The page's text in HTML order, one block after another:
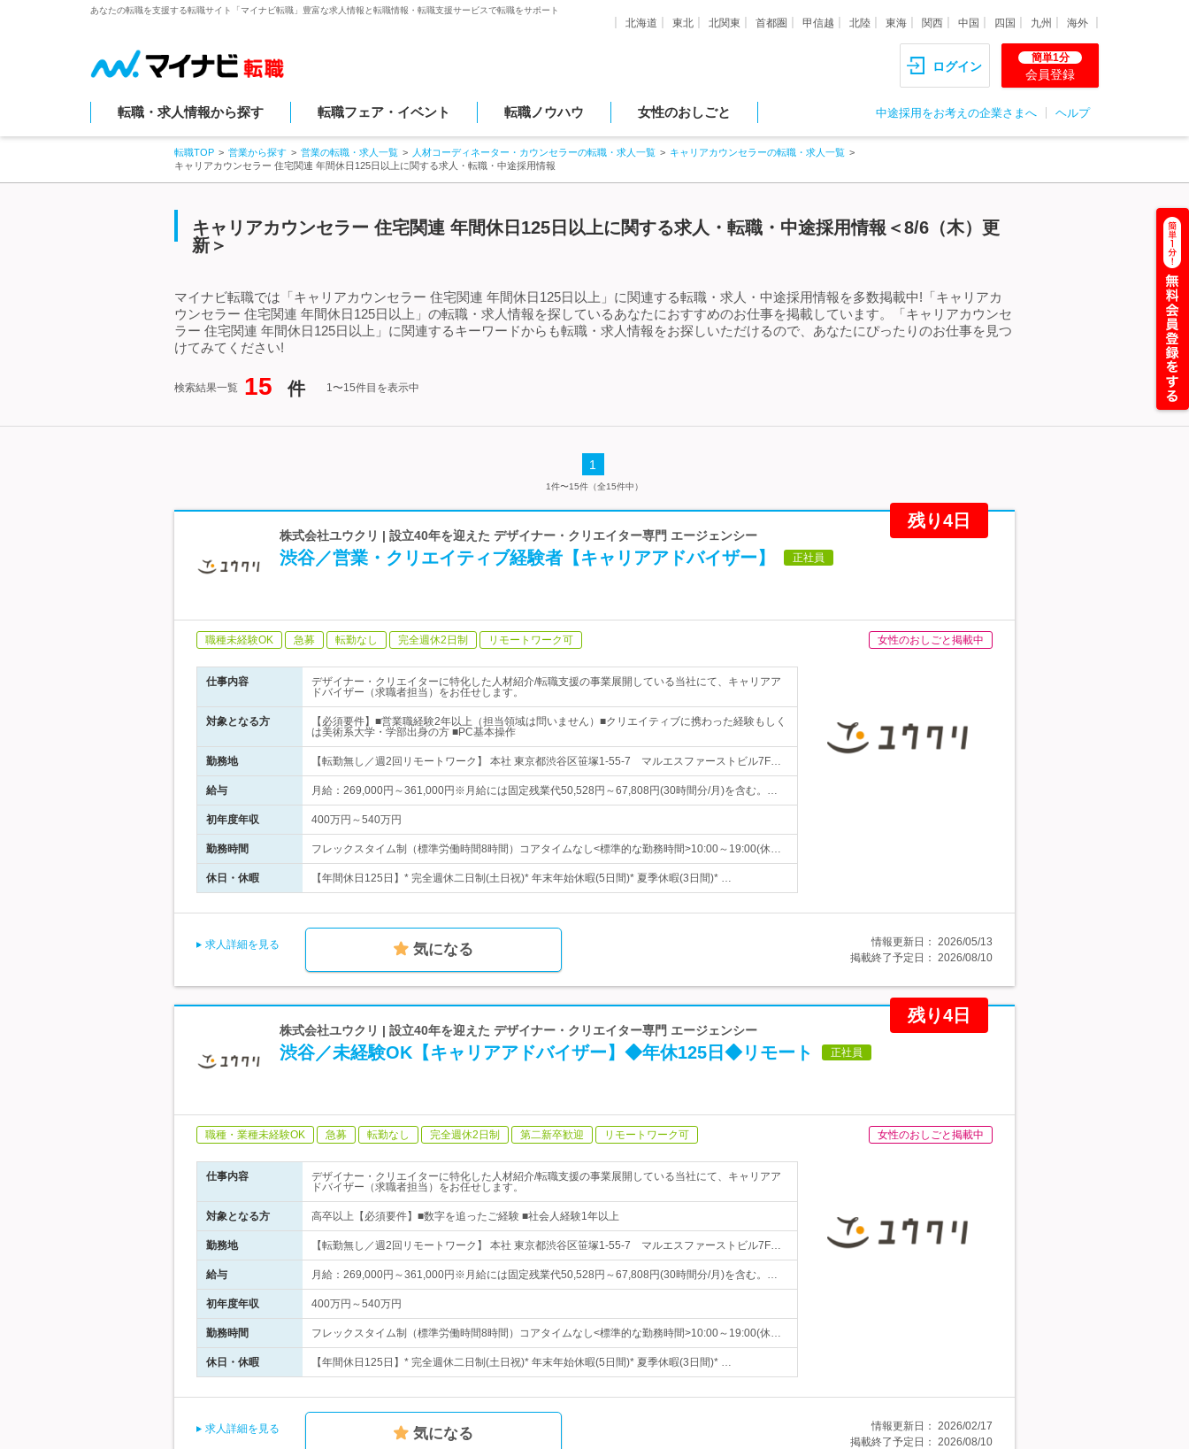
あなたの転職を支援する転職サイト「マイナビ転職」豊富な求人情報と転職情報・転職支援サービスで転職をサポート
北海道 東北 北関東 首都圏 甲信越 北陸 東海 関西 中国 四国 九州 海外
ログイン
簡単1分
会員登録
転職・求人情報から探す 転職フェア・イベント 転職ノウハウ 女性のおしごと 中途採用をお考えの企業さまへ ヘルプ
転職TOP 営業から探す 営業の転職・求人一覧 人材コーディネーター・カウンセラーの転職・求人一覧
キャリアカウンセラーの転職・求人一覧
キャリアカウンセラー 住宅関連 年間休日125日以上に関する求人・転職・中途採用情報
キャリアカウンセラー 住宅関連 年間休日125日以上に関する求人・転職・中途採用情報＜8/6（木）更
新＞
マイナビ転職では「キャリアカウンセラー 住宅関連 年間休日125日以上」に関連する転職・求人・中途採用情報を多数掲載中!「キャリアカ
ウンセラー 住宅関連 年間休日125日以上」の転職・求人情報を探しているあなたにおすすめのお仕事を掲載しています。「キャリアカウンセ
ラー 住宅関連 年間休日125日以上」に関連するキーワードからも転職・求人情報をお探しいただけるので、あなたにぴったりのお仕事を見つ
けてみてください!
検索結果一覧 15 件 1〜15件目を表示中
1
1件〜15件（全15件中）
残り4日
株式会社ユウクリ | 設立40年を迎えた デザイナー・クリエイター専門 エージェンシー
渋谷／営業・クリエイティブ経験者【キャリアアドバイザー】 正社員
職種未経験OK 急募 転勤なし 完全週休2日制 リモートワーク可 女性のおしごと掲載中
仕事内容
デザイナー・クリエイターに特化した人材紹介/転職支援の事業展開している当社にて、キャリアア
ドバイザー（求職者担当）をお任せします。
対象となる方
【必須要件】■営業職経験2年以上（担当領域は問いません）■クリエイティブに携わった経験もしく
は美術系大学・学部出身の方 ■PC基本操作
勤務地 【転勤無し／週2回リモートワーク】 本社 東京都渋谷区笹塚1-55-7 マルエスファーストビル7F…
給与 月給：269,000円～361,000円※月給には固定残業代50,528円～67,808円(30時間分/月)を含む。…
初年度年収 400万円～540万円
勤務時間 フレックスタイム制（標準労働時間8時間）コアタイムなし<標準的な勤務時間>10:00～19:00(休…
休日・休暇 【年間休日125日】* 完全週休二日制(土日祝)* 年末年始休暇(5日間)* 夏季休暇(3日間)* …
求人詳細を見る 気になる 情報更新日： 2026/05/13
掲載終了予定日： 2026/08/10
残り4日
株式会社ユウクリ | 設立40年を迎えた デザイナー・クリエイター専門 エージェンシー
渋谷／未経験OK【キャリアアドバイザー】◆年休125日◆リモート 正社員
職種・業種未経験OK 急募 転勤なし 完全週休2日制 第二新卒歓迎 リモートワーク可 女性のおしごと掲載中
仕事内容
デザイナー・クリエイターに特化した人材紹介/転職支援の事業展開している当社にて、キャリアア
ドバイザー（求職者担当）をお任せします。
対象となる方 高卒以上【必須要件】■数字を追ったご経験 ■社会人経験1年以上
勤務地 【転勤無し／週2回リモートワーク】 本社 東京都渋谷区笹塚1-55-7 マルエスファーストビル7F…
給与 月給：269,000円～361,000円※月給には固定残業代50,528円～67,808円(30時間分/月)を含む。…
初年度年収 400万円～540万円
勤務時間 フレックスタイム制（標準労働時間8時間）コアタイムなし<標準的な勤務時間>10:00～19:00(休…
休日・休暇 【年間休日125日】* 完全週休二日制(土日祝)* 年末年始休暇(5日間)* 夏季休暇(3日間)* …
求人詳細を見る 気になる 情報更新日： 2026/02/17
掲載終了予定日： 2026/08/10